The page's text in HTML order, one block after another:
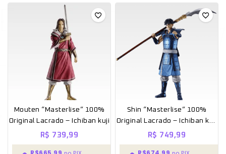
Mouten “Masterlise” 100%
Original Lacrado – Ichiban kuji
R$ 739,99
Shin “Masterlise” 100%
Original Lacrado – Ichiban kuji
O Futuro de Qin
R$ 749,99